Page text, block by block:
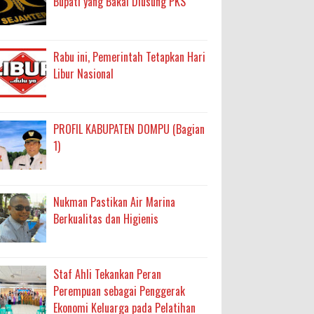
Rabu ini, Pemerintah Tetapkan Hari
Libur Nasional
PROFIL KABUPATEN DOMPU (Bagian
1)
Nukman Pastikan Air Marina
Berkualitas dan Higienis
Staf Ahli Tekankan Peran
Perempuan sebagai Penggerak
Ekonomi Keluarga pada Pelatihan